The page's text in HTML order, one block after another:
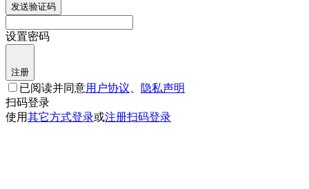
发送验证码
设置密码
注册
已阅读并同意用户协议
隐私声明
扫码登录
使用其它方式登录或注册扫码登录